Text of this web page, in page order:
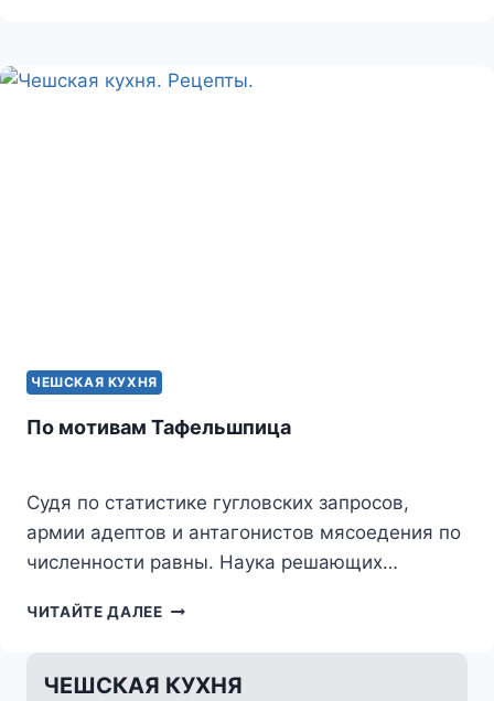
ЧЕШСКАЯ КУХНЯ
По мотивам Тафельшпица
Судя по статистике гугловских запросов,
армии адептов и антагонистов мясоедения по
численности равны. Наука решающих…
ЧИТАЙТЕ ДАЛЕЕПО
ТАФЕЛЬШПИЦА
ЧЕШСКАЯ КУХНЯ